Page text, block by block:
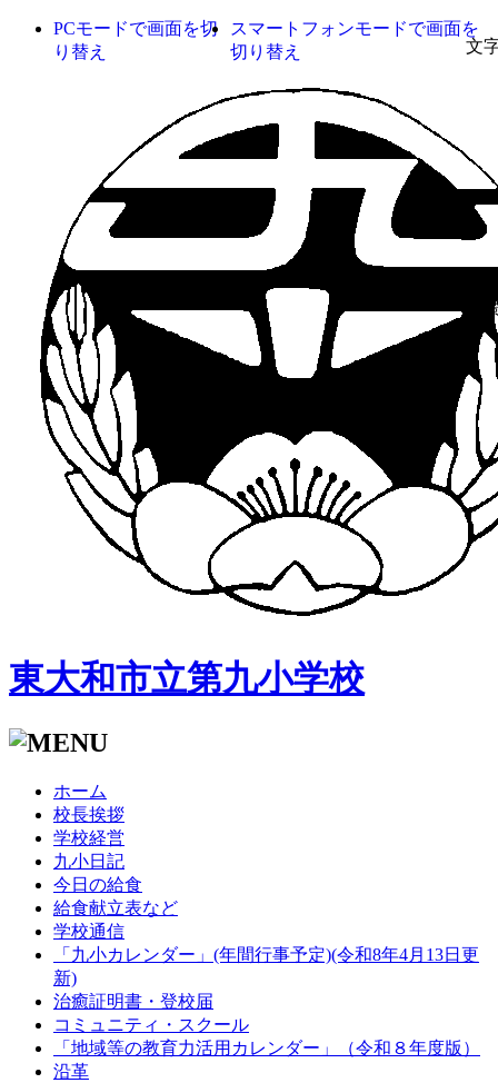
文
背
PCモードで画面を切
り替え
スマートフォンモードで画面を
切り替え
東大和市立第九小学校
ホーム
校長挨拶
学校経営
九小日記
今日の給食
給食献立表など
学校通信
「九小カレンダー」(年間行事予定)(令和8年4月13日更
新)
治癒証明書・登校届
コミュニティ・スクール
「地域等の教育力活用カレンダー」（令和８年度版）
沿革